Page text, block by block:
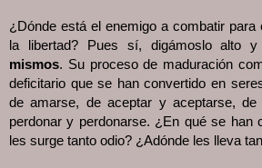
¿Dónde está el enemigo a combatir para
la libertad? Pues sí, digámoslo alto
mismos. Su proceso de maduración
deficitario que se han convertido en
de amarse, de aceptar y aceptarse,
perdonar y perdonarse. ¿En qué se han
les surge tanto odio? ¿Adónde les lleva